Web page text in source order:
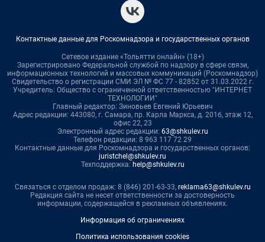
Контактные данные для Роскомнадзора и государственных органов
Сетевое издание «Тольятти онлайн» (18+)
Зарегистрировано Федеральной службой по надзору в сфере связи,
информационных технологий и массовых коммуникаций (Роскомнадзор)
Свидетельство о регистрации СМИ ЭЛ № ФС 77 - 82852 от 31.03.2022 г.
Учредитель: Общество с ограниченной ответственностью "ИНТЕРНЕТ
ТЕХНОЛОГИИ"
Главный редактор: Зиновьев Евгений Юрьевич
Адрес редакции: 443080, г. Самара, пр. Карла Маркса, д. 201б, этаж 12,
офис 22, 23
Электронный адрес редакции: 63@shkulev.ru
Телефон редакции: 8 963 117 72 29
Контактные данные для Роскомнадзора и государственных органов:
juristchel@shkulev.ru
Техподдержка: help@shkulev.ru
Связаться с отделом продаж: 8 (846) 201-63-33, reklama63@shkulev.ru
Редакция сайта не несет ответственности за достоверность
информации, содержащейся в рекламных объявлениях.
Информация об ограничениях
Политика использования cookies